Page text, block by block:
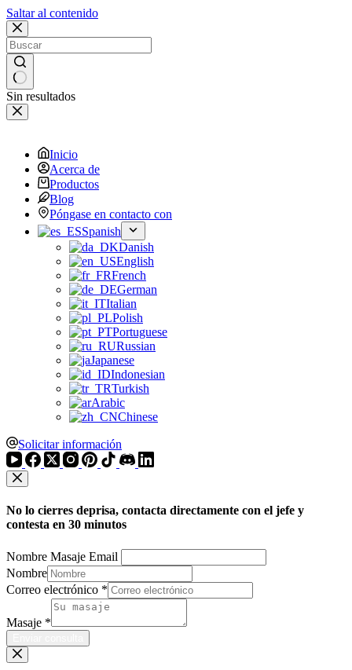
Saltar al contenido
Sin resultados
Inicio
Acerca de
Productos
Blog
Póngase en contacto con
Spanish
Danish
English
French
German
Italian
Polish
Portuguese
Russian
Japanese
Indonesian
Turkish
Arabic
Chinese
Solicitar información
No lo cierres deprisa, contacta directamente con el jefe y
contesta en 30 minutos
Nombre Masaje Email
Nombre
Correo electrónico *
Masaje *